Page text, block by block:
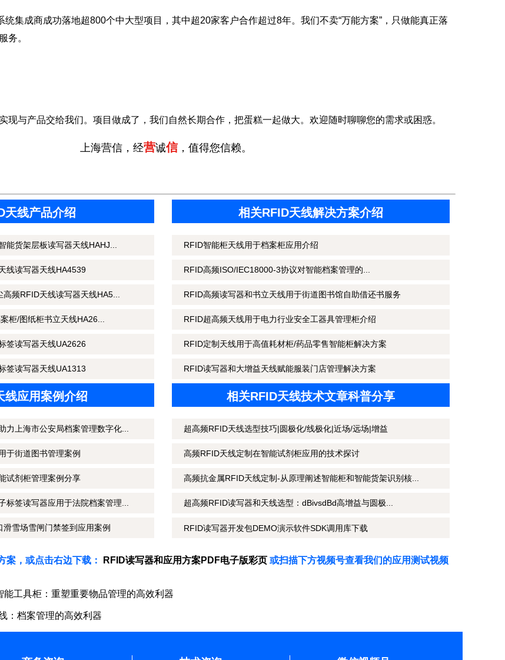
集成商成功落地超800个中大型项目，其中超20家客户合作超过8年。我们不卖“万能方案”，只做能真正落
务。
现与产品交给我们。项目做成了，我们自然长期合作，把蛋糕一起做大。欢迎随时聊聊您的需求或困惑。
上海营信，经营诚信，值得您信赖。
天线产品介绍
货架层板读写器天线HAHJ...
线读写器天线HA4539
频RFID天线读写器天线HA5...
柜/图纸柜书立天线HA26...
签读写器天线UA2626
签读写器天线UA1313
相关RFID天线解决方案介绍
RFID智能柜天线用于档案柜应用介绍
RFID高频ISO/IEC18000-3协议对智能档案管理的...
RFID高频读写器和书立天线用于街道图书馆自助借还书服务
RFID超高频天线用于电力行业安全工器具管理柜介绍
RFID定制天线用于高值耗材柜/药品零售智能柜解决方案
RFID读写器和大增益天线赋能服装门店管理解决方案
线应用案例介绍
力上海市公安局档案管理数字化...
于街道图书管理案例
试剂柜管理案例分享
签读写器应用于法院档案管理...
雪场雪闸门禁签到应用案例
相关RFID天线技术文章科普分享
超高频RFID天线选型技巧|圆极化/线极化|近场/远场|增益
高频RFID天线定制在智能试剂柜应用的技术探讨
高频抗金属RFID天线定制-从原理阐述智能柜和智能货架识别核...
超高频RFID读写器和天线选型：dBivsdBd高增益与圆极...
RFID读写器开发包DEMO演示软件SDK调用库下载
案，或点击右边下载： RFID读写器和应用方案PDF电子版彩页 或扫描下方视频号查看我们的应用测试视频
能工具柜：重塑重要物品管理的高效利器
：档案管理的高效利器